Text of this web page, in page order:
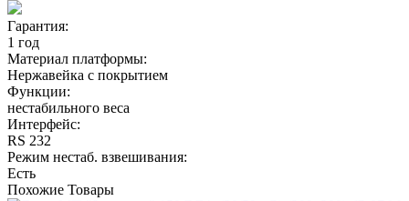
Гарантия:
1 год
Материал платформы:
Нержавейка с покрытием
Функции:
нестабильного веса
Интерфейс:
RS 232
Режим нестаб. взвешивания:
Есть
Похожие Товары